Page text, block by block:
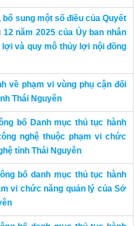
sung một số điều của Quyết
năm 2025 của Ủy ban nhân
và quy mô thủy lợi nội đồng
về phạm vi vùng phụ cận đối
Thái Nguyên
bố Danh mục thủ tục hành
nghệ thuộc phạm vi chức
tỉnh Thái Nguyên
bố danh mục thủ tục hành
vi chức năng quản lý của Sở